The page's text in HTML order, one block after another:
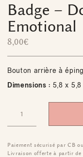
Badge –
Emotional
8,00€
Bouton arrière à
Dimensions : 5,8 x
Paiement sécurisé par CB
Livraison offerte à partir de